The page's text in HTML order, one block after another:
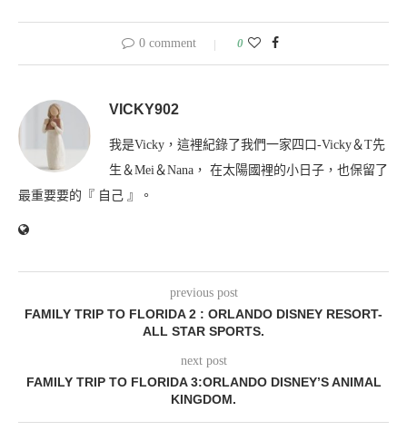
0 comment 0
VICKY902
我是Vicky，這裡紀錄了我們一家四口-Vicky＆T先
生＆Mei＆Nana， 在太陽國裡的小日子，也保留了
最重要要的『 自己 』。
previous post
FAMILY TRIP TO FLORIDA 2 : ORLANDO DISNEY RESORT-
ALL STAR SPORTS.
next post
FAMILY TRIP TO FLORIDA 3:ORLANDO DISNEY’S ANIMAL
KINGDOM.